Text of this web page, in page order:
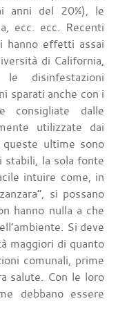
anni del 20%), le
ecc. ecc. Recenti
hanno effetti assai
di California,
le disinfestazioni
sparati anche con i
consigliate dalle
utilizzate dai
ultime sono
stabili, la sola fonte
intuire come, in
si possano
hanno nulla a che
Si deve
maggiori di quanto
comunali, prime
salute. Con le loro
debbano essere